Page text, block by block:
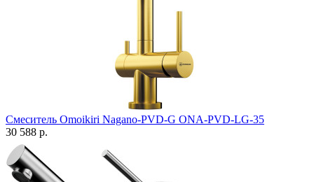
Смеситель Omoikiri Nagano-PVD-G ONA-PVD-LG-35
30 588 р.